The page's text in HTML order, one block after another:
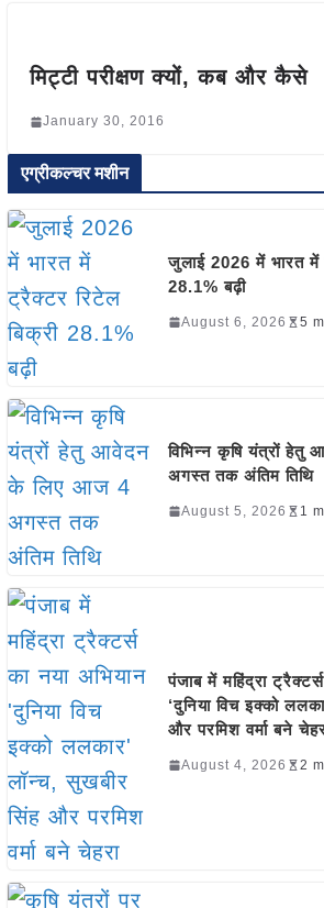
मिट्टी परीक्षण क्यों, कब और कैसे
January 30, 2016
एग्रीकल्चर मशीन
जुलाई 2026 में भारत में
28.1% बढ़ी
August 6, 2026 5
विभिन्न कृषि यंत्रों
अगस्त तक अंतिम तिथि
August 5, 2026 1
पंजाब में महिंद्रा
‘दुनिया विच इक्को
और परमिश वर्मा बने
August 4, 2026 2